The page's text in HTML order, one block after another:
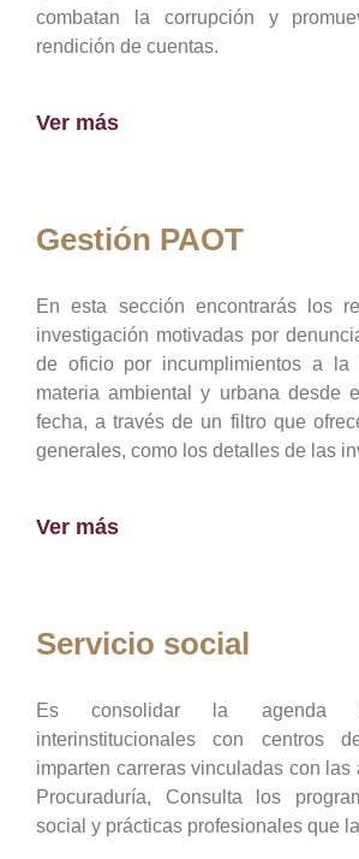
combatan la corrupción y
rendición de cuentas.
Ver más
Gestión PAOT
En esta sección encontrarás los
investigación motivadas por
de oficio por incumplimientos a la
materia ambiental y urbana desde
fecha, a través de un filtro que
generales, como los detalles de las
Ver más
Servicio social
Es consolidar la agenda
interinstitucionales con centros
imparten carreras vinculadas con las
Procuraduría, Consulta los
social y prácticas profesionales que